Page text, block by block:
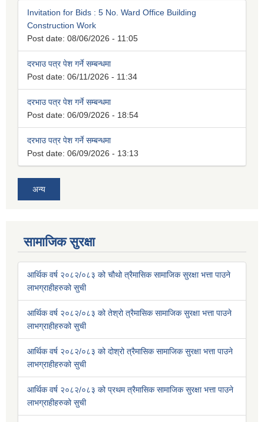
Invitation for Bids : 5 No. Ward Office Building
Construction Work
Post date: 08/06/2026 - 11:05
दरभाउ पत्र पेश गर्ने सम्बन्धमा
Post date: 06/11/2026 - 11:34
दरभाउ पत्र पेश गर्ने सम्बन्धमा
Post date: 06/09/2026 - 18:54
दरभाउ पत्र पेश गर्ने सम्बन्धमा
Post date: 06/09/2026 - 13:13
अन्य
सामाजिक सुरक्षा
आर्थिक वर्ष २०८२/०८३ को चौथो त्रैमासिक सामाजिक सुरक्षा भत्ता पाउने
लाभग्राहीहरुको सुची
आर्थिक वर्ष २०८२/०८३ को तेश्रो त्रैमासिक सामाजिक सुरक्षा भत्ता पाउने
लाभग्राहीहरुको सुची
आर्थिक वर्ष २०८२/०८३ को दोश्रो त्रैमासिक सामाजिक सुरक्षा भत्ता पाउने
लाभग्राहीहरुको सुची
आर्थिक वर्ष २०८२/०८३ को प्रथम त्रैमासिक सामाजिक सुरक्षा भत्ता पाउने
लाभग्राहीहरुको सुची